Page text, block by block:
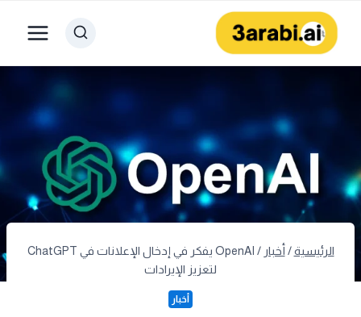
المحتوى
الرئيسية / أخبار /
OpenAI يفكر في إدخال الإعلانات في ChatGPT
لتعزيز الإيرادات
أخبار